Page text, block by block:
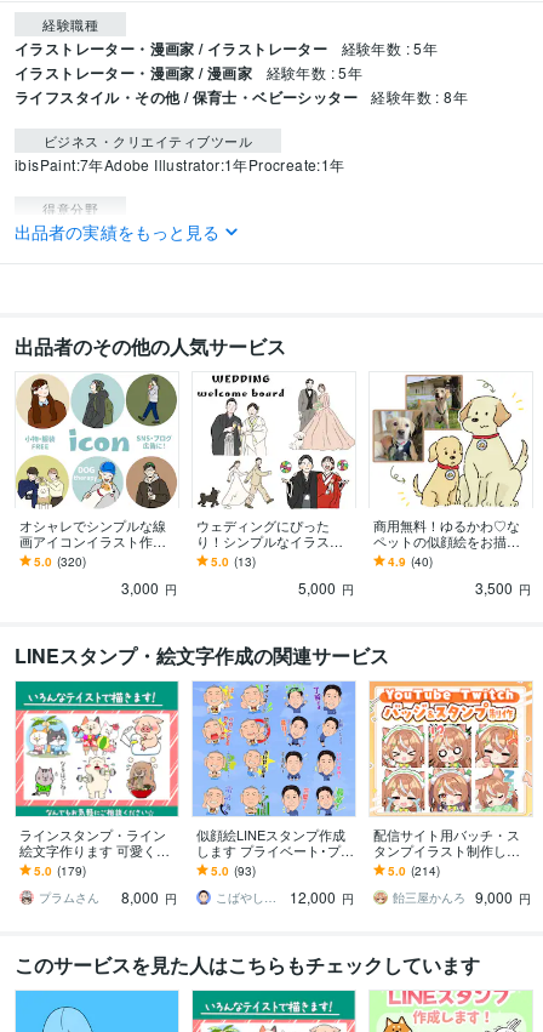
経験職種
イラストレーター・漫画家 / イラストレーター 経験年数 : 5年
イラストレーター・漫画家 / 漫画家 経験年数 : 5年
ライフスタイル・その他 / 保育士・ベビーシッター 経験年数 : 8年
ビジネス・クリエイティブツール
ibisPaint:7年Adobe Illustrator:1年Procreate:1年
得意分野
イラスト作成・漫画制作 イラスト作成
出品者の実績をもっと見る
出品者のその他の人気サービス
オシャレでシンプルな線
画アイコンイラスト作成
します カラー・小物無
料・修正無制限！各工程
で確認できるから安心◎
5.0 (320)
3,000 円
ウェディングにぴった
り！シンプルなイラスト
描きます 追加料金なし◎
ウェルカムボードや思い
5.0 (13)
5,000 円
商用無料！ゆるかわ♡な
ペットの似顔絵をお描き
します ビジネス・アイコ
ン・動画・グッズなど
様々な用途で制作可能で
4.9 (40)
3,500 円
LINEスタンプ・絵文字作成の関連サービス
ラインスタンプ・ライン
絵文字作ります 可愛くて
時々シュールなラインス
タンプ・ライン絵文字作
ります。
5.0 (179)
プラムさん
8,000 円
似顔絵LINEスタンプ作成
します プライベート･プレ
ゼント･商用などに！
5.0 (93)
こばやしけい
12,000 円
配信サイト用バッチ・ス
タンプイラスト制作しま
す 企業実績あり！メンバ
ーシップやサブスク特典
に最適！
5.0 (214)
飴三屋かんろ
9,000 円
このサービスを見た人はこちらもチェックしています